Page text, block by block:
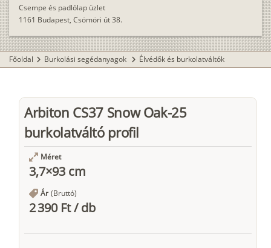
Csempe és padlólap üzlet
1161 Budapest, Csömöri út 38.
Főoldal chevron_right Burkolási segédanyagok chevron_right Élvédők és burkolatváltók
Arbiton CS37 Snow Oak-25
burkolatváltó profil
Méret
3,7×93 cm
Ár (Bruttó)
2 390 Ft/db